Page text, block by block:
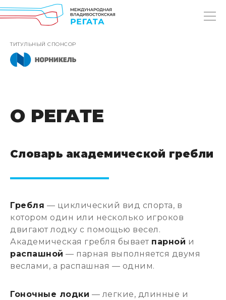
ТИТУЛЬНЫЙ СПОНСОР
О РЕГАТЕ
Словарь академической гребли
Гребля — циклический вид спорта, в
котором один или несколько игроков
двигают лодку с помощью весел.
Академическая гребля бывает парной и
распашной — парная выполняется двумя
веслами, а распашная — одним.
Гоночные лодки — легкие, длинные и